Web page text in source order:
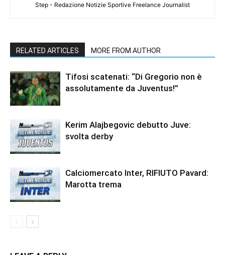
Step - Redazione Notizie Sportive Freelance Journalist
RELATED ARTICLES MORE FROM AUTHOR
Tifosi scatenati: “Di Gregorio non è
assolutamente da Juventus!”
Kerim Alajbegovic debutto Juve:
svolta derby
Calciomercato Inter, RIFIUTO Pavard:
Marotta trema